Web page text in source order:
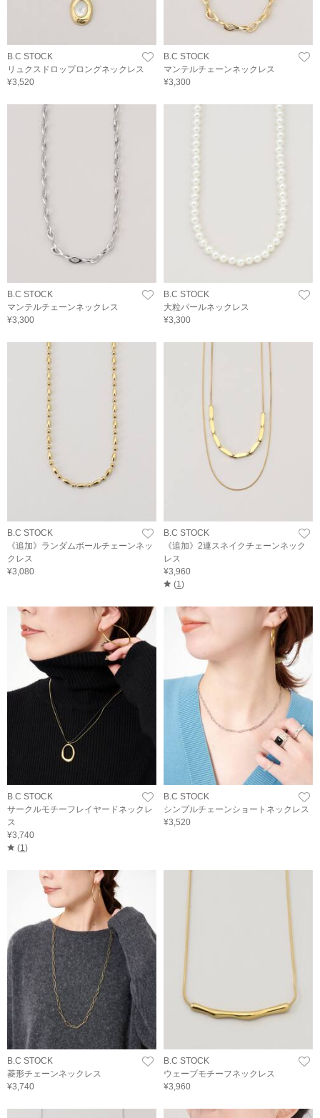
B.C STOCK
リュクスドロップロングネックレス
¥3,520
B.C STOCK
マンテルチェーンネックレス
¥3,300
B.C STOCK
マンテルチェーンネックレス
¥3,300
B.C STOCK
大粒パールネックレス
¥3,300
B.C STOCK
《追加》ランダムボールチェーンネッ
クレス
¥3,080
B.C STOCK
《追加》2連スネイクチェーンネック
レス
¥3,960
(1)
B.C STOCK
サークルモチーフレイヤードネックレ
ス
¥3,740
(1)
B.C STOCK
シンプルチェーンショートネックレス
¥3,520
B.C STOCK
菱形チェーンネックレス
¥3,740
B.C STOCK
ウェーブモチーフネックレス
¥3,960